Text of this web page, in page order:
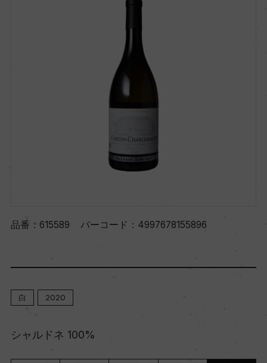
品番： 615589 バーコード： 4997678155896
白 2020
シャルドネ 100%